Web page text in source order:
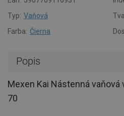
Typ: Vaňová
Farba: Čierna
Popis
Mexen Kai Nástenná vaňová
70